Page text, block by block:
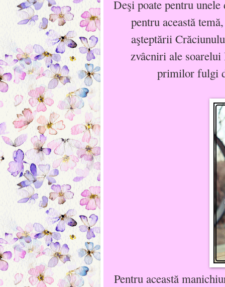
Deşi poate pentru
pentru această
aşteptării
zvâcniri ale
primilor fulgi
Pentru această